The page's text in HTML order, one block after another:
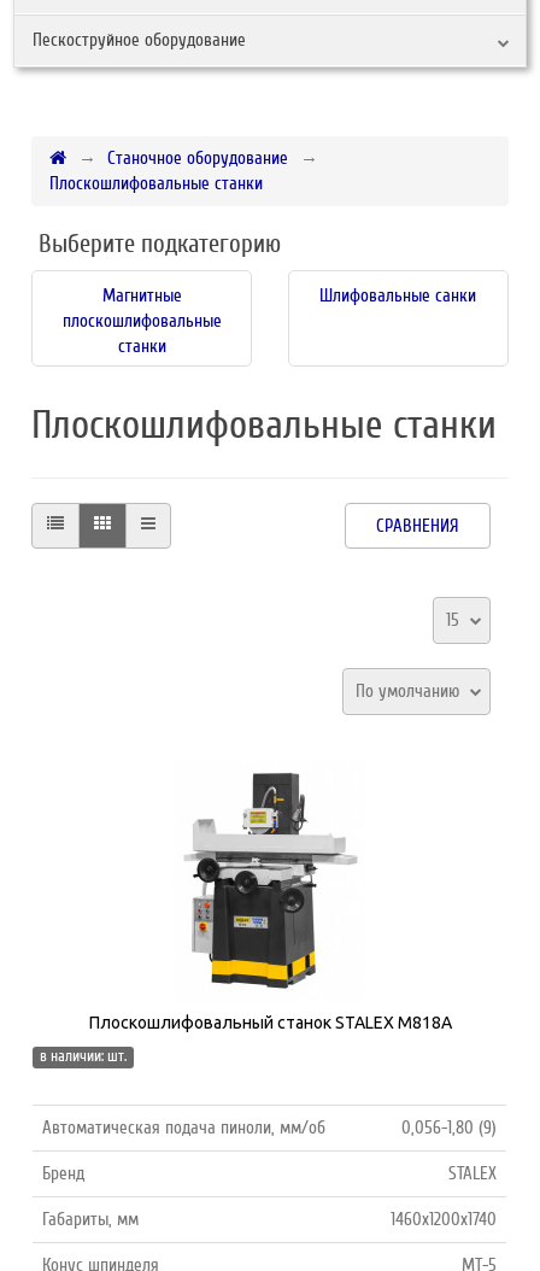
Пескоструйное оборудование
Станочное оборудование
Плоскошлифовальные станки
Выберите подкатегорию
Магнитные
плоскошлифовальные
станки
Шлифовальные санки
Плоскошлифовальные станки
СРАВНЕНИЯ
15
По умолчанию
Плоскошлифовальный станок STALEX M818A
в наличии: шт.
Автоматическая подача пиноли, мм/об 0,056-1,80 (9)
Бренд STALEX
Габариты, мм 1460х1200х1740
Конус шпинделя MT-5